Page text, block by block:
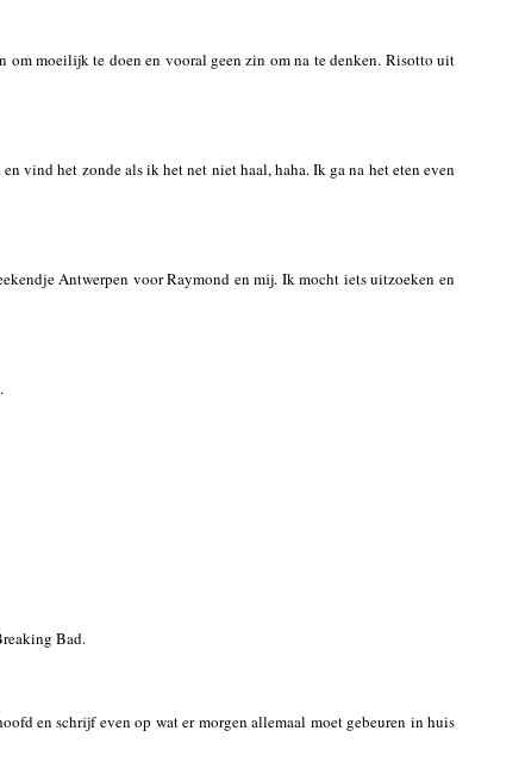
om moeilijk te doen en vooral geen zin om na te denken. Risotto uit
vind het zonde als ik het net niet haal, haha. Ik ga na het eten even
Antwerpen voor Raymond en mij. Ik mocht iets uitzoeken en
Bad.
en schrijf even op wat er morgen allemaal moet gebeuren in huis